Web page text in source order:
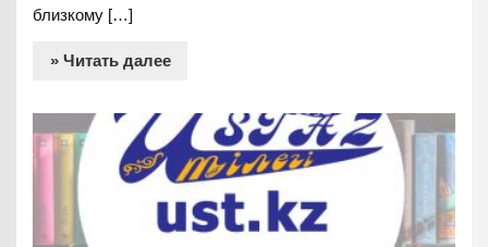
близкому […]
» Читать далее